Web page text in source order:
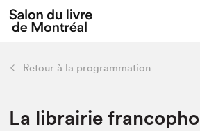
Tout sur l'édition 2022
Actualités
retour
Liens pratiques
Retour à la programmation
La librairie